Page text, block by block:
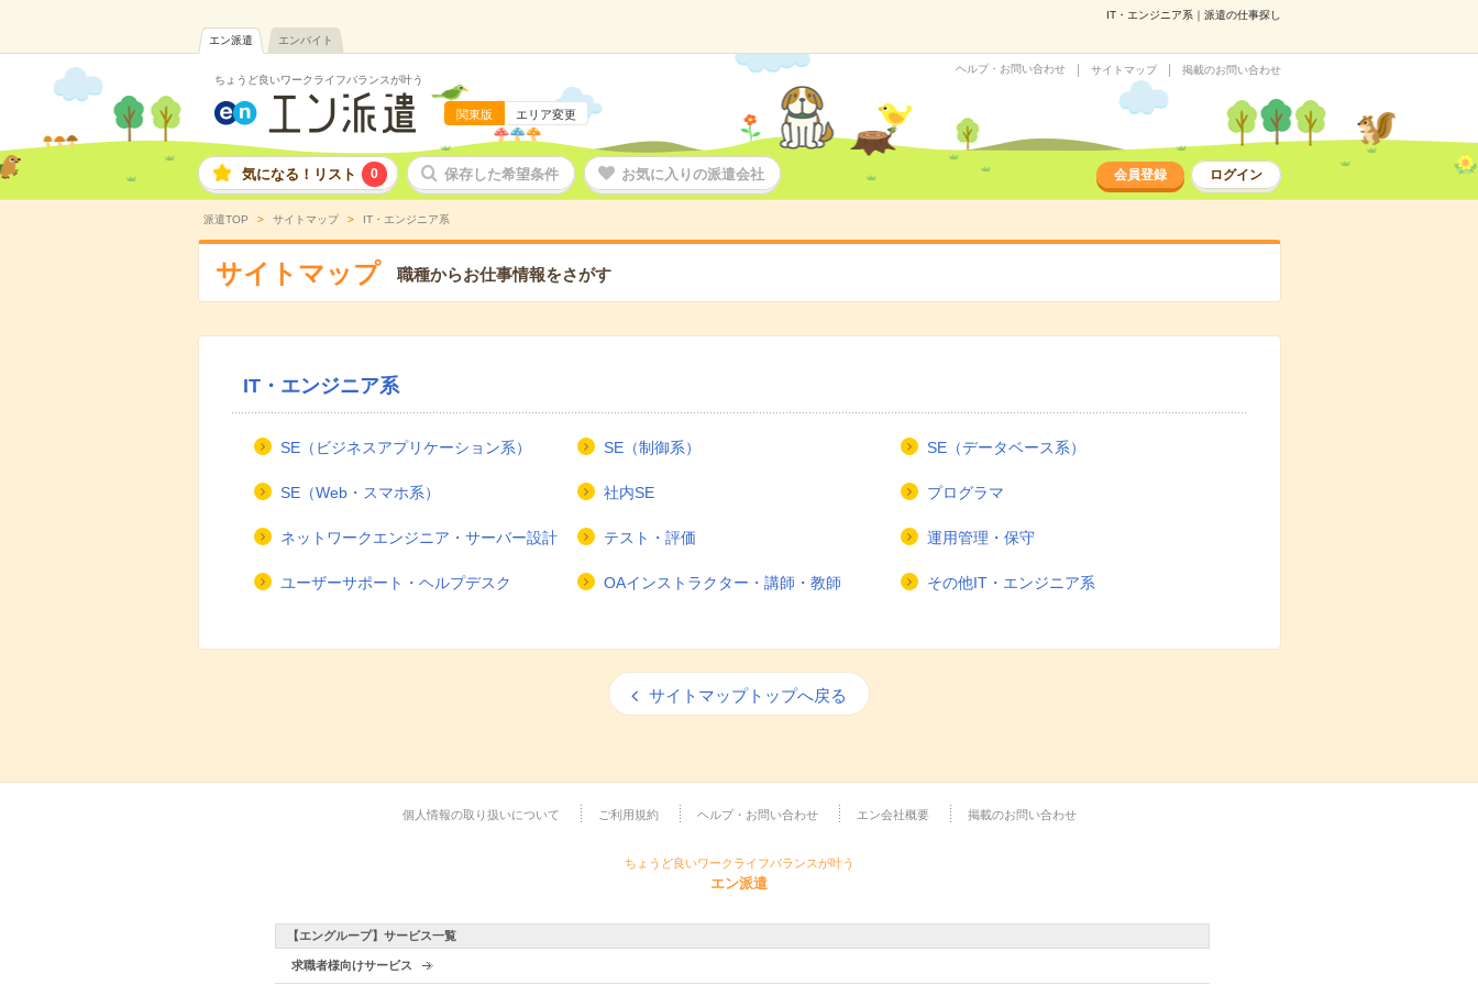
IT・エンジニア系｜派遣の仕事探し
エン派遣 エンバイト
ちょうど良いワークライフバランスが叶う
関東版 エリア変更
ヘルプ・お問い合わせ サイトマップ 掲載のお問い合わせ
気になる！リスト 0 保存した希望条件 お気に入りの派遣会社 会員登録 ログイン
派遣TOP サイトマップ IT・エンジニア系
サイトマップ 職種からお仕事情報をさがす
IT・エンジニア系
SE（ビジネスアプリケーション系） SE（制御系） SE（データベース系）
SE（Web・スマホ系） 社内SE プログラマ
ネットワークエンジニア・サーバー設計 テスト・評価 運用管理・保守
ユーザーサポート・ヘルプデスク OAインストラクター・講師・教師 その他IT・エンジニア系
サイトマップトップへ戻る
個人情報の取り扱いについて ご利用規約 ヘルプ・お問い合わせ エン会社概要 掲載のお問い合わせ
ちょうど良いワークライフバランスが叶う
エン派遣
【エングループ】サービス一覧
求職者様向けサービス